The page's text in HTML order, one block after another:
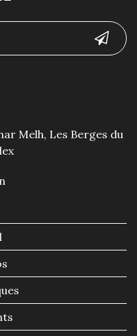
Melh, Les Berges du